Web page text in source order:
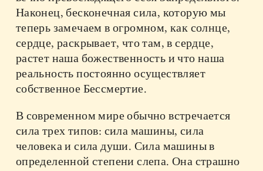
Наконец, бесконечная сила, которую мы
теперь замечаем в огромном, как солнце,
сердце, раскрывает, что там, в сердце,
растет наша божественность и что наша
реальность постоянно осуществляет
собственное Бессмертие.
В современном мире обычно встречается
сила трех типов: сила машины, сила
человека и сила души. Сила машины в
определенной степени слепа. Она страшно